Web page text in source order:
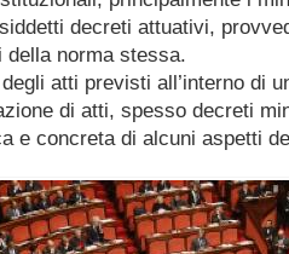
decreti attuativi,
della norma stessa.
atti previsti all’interno di
di atti, spesso decreti
e concreta di alcuni aspetti